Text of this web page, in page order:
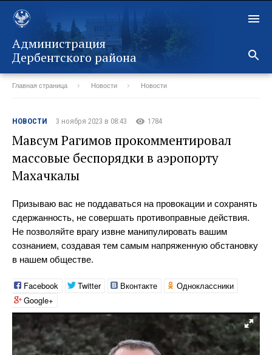
Администрация
Дербентского района
Главная страница Новости Новости
НОВОСТИ 3 ноября 2023 в 08:43 1784
Мавсум Рагимов прокомментировал
массовые беспорядки в аэропорту
Махачкалы
Призываю вас не поддаваться на провокации и сохранять
сдержанность, не совершать противоправные действия.
Не позволяйте врагу извне манипулировать вашим
сознанием, создавая тем самым напряженную обстановку
в нашем обществе.
Facebook Twitter Вконтакте
Одноклассники
Google+